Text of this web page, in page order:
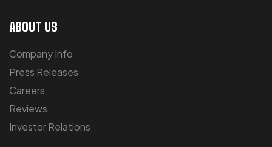
ABOUT US
Company Info
Press Releases
Careers
Reviews
Investor Relations